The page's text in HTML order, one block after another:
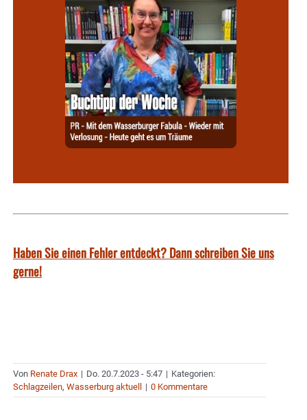
Haben Sie einen Fehler entdeckt? Dann schreiben Sie uns
gerne!
Von Renate Drax | Do. 20.7.2023 - 5:47 | Kategorien:
Schlagzeilen, Wasserburg aktuell | 0 Kommentare